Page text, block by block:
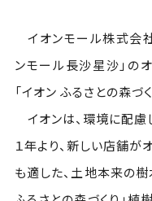
イオンモール株式会
ンモール長沙星沙」の
「イオン ふるさとの森づ
イオンは、環境に配慮
１年より、新しい店舗
も適した、土地本来の